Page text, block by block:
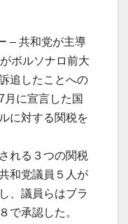
– 共和党が主導
ボルソナロ前大
追したことへの
に宣言した国
に対する関税を
れる３つの関税
和党議員５人が
、議員らはブラ
で承認した。